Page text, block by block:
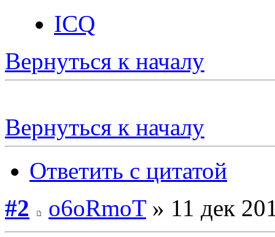
ICQ
Вернуться к началу
Вернуться к началу
Ответить с цитатой
#2
o6oRmoT» 11 дек